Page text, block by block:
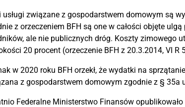
usługi związane z gospodarstwem domowym są
z orzeczeniem BFH są one w całości objęte
ale nie publicznych dróg. Koszty zimowego
20 procent (orzeczenie BFH z 20.3.2014, VI R
w 2020 roku BFH orzekł, że wydatki na
z gospodarstwem domowym zgodnie z § 35a
Federalne Ministerstwo Finansów